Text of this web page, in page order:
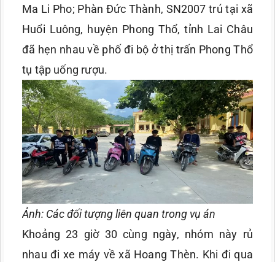
Ma Li Pho; Phàn Đức Thành, SN2007 trú tại xã
Huổi Luông, huyện Phong Thổ, tỉnh Lai Châu
đã hẹn nhau về phố đi bộ ở thị trấn Phong Thổ
tụ tập uống rượu.
Ảnh: Các đối tượng liên quan trong vụ án
Khoảng 23 giờ 30 cùng ngày, nhóm này rủ
nhau đi xe máy về xã Hoang Thèn. Khi đi qua